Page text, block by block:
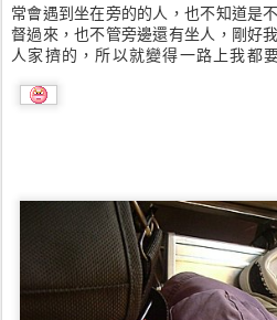
常會遇到坐在旁的的人，也不知道是
督過來，也不管旁邊還有坐人，剛好我
人家擠的，所以就變得一路上我都